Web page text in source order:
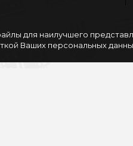
для наилучшего
Ваших персональных